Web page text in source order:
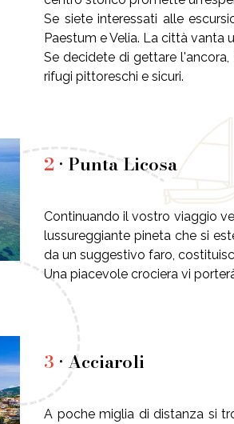
Se siete interessati alle
Paestum e Velia. La città vanta
Se decidete di gettare
rifugi pittoreschi e sicuri.
2 • Punta Licosa
Continuando il vostro viaggio
lussureggiante pineta che si
da un suggestivo faro,
Una piacevole crociera vi
3 • Acciaroli
A poche miglia di distanza si